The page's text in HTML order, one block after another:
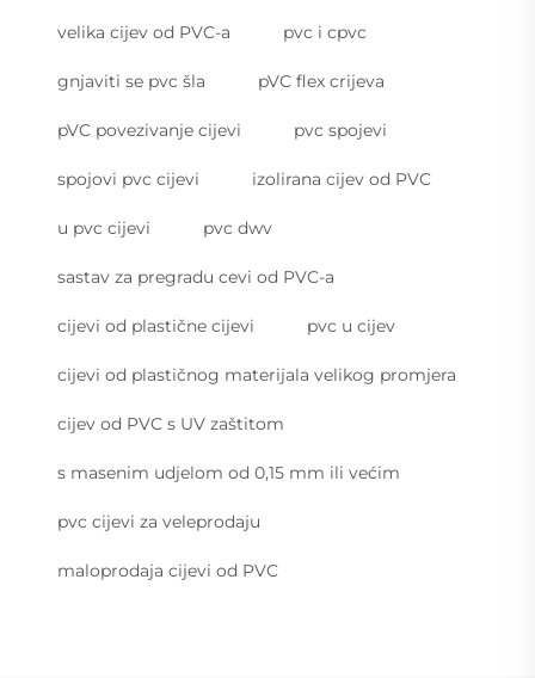
velika cijev od PVC-a pvc i cpvc
gnjaviti se pvc šla pVC flex crijeva
pVC povezivanje cijevi pvc spojevi
spojovi pvc cijevi izolirana cijev od PVC
u pvc cijevi pvc dwv
sastav za pregradu cevi od PVC-a
cijevi od plastične cijevi pvc u cijev
cijevi od plastičnog materijala velikog promjera
cijev od PVC s UV zaštitom
s masenim udjelom od 0,15 mm ili većim
pvc cijevi za veleprodaju
maloprodaja cijevi od PVC